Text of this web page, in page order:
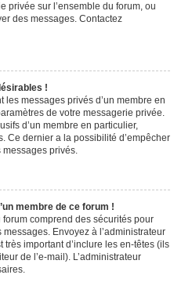
privée sur l’ensemble du forum, ou
des messages. Contactez
!
messages privés d’un membre en
de votre messagerie privée.
d’un membre en particulier,
Ce dernier a la possibilité d’empêcher
messages privés.
membre de ce forum !
comprend des sécurités pour
Envoyez à l’administrateur
important d’inclure les en-têtes (ils
de l’e-mail). L’administrateur